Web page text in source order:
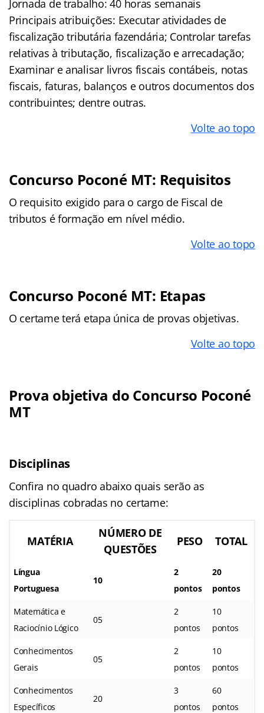
Jornada de trabalho: 40 horas semanais
Principais atribuições: Executar atividades de
fiscalização tributária fazendária; Controlar tarefas
relativas à tributação, fiscalização e arrecadação;
Examinar e analisar livros fiscais contábeis, notas
fiscais, faturas, balanços e outros documentos dos
contribuintes; dentre outras.
Volte ao topo
Concurso Poconé MT: Requisitos
O requisito exigido para o cargo de Fiscal de
tributos é formação em nível médio.
Volte ao topo
Concurso Poconé MT: Etapas
O certame terá etapa única de provas objetivas.
Volte ao topo
Prova objetiva do Concurso Poconé
MT
Disciplinas
Confira no quadro abaixo quais serão as
disciplinas cobradas no certame:
MATÉRIA
NÚMERO DE
QUESTÕES
PESO TOTAL
Língua
Portuguesa
10
2
pontos
20
pontos
Matemática e
Raciocínio Lógico
05
2
pontos
10
pontos
Conhecimentos
Gerais
05
2
pontos
10
pontos
Conhecimentos
Específicos
20
3
pontos
60
pontos